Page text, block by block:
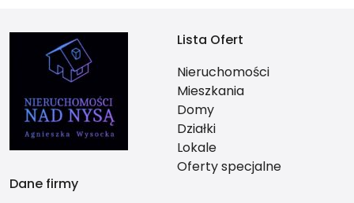
Lista Ofert
Nieruchomości
Mieszkania
Domy
Działki
Lokale
Oferty specjalne
Dane firmy